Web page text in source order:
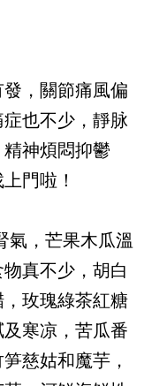
，關節痛風偏
也不少，靜脉
神煩悶抑鬱
門啦！
氣，芒果木瓜溫
真不少，胡白
玫瑰綠茶紅糖
寒凉，苦瓜番
慈姑和魔芋，